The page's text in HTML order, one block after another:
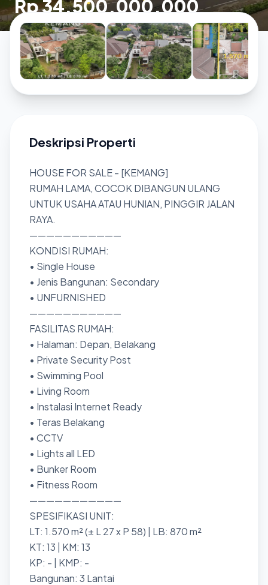
Rp 34.500.000.000
Deskripsi Properti
HOUSE FOR SALE - [KEMANG]
RUMAH LAMA, COCOK DIBANGUN ULANG
UNTUK USAHA ATAU HUNIAN, PINGGIR JALAN
RAYA.
———————————
KONDISI RUMAH:
• Single House
• Jenis Bangunan: Secondary
• UNFURNISHED
———————————
FASILITAS RUMAH:
• Halaman: Depan, Belakang
• Private Security Post
• Swimming Pool
• Living Room
• Instalasi Internet Ready
• Teras Belakang
• CCTV
• Lights all LED
• Bunker Room
• Fitness Room
———————————
SPESIFIKASI UNIT:
LT: 1.570 m² (± L 27 x P 58) | LB: 870 m²
KT: 13 | KM: 13
KP: - | KMP: -
Bangunan: 3 Lantai